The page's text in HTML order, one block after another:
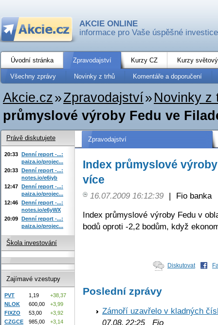
AKCIE ONLINE
informace pro Vaše úspěšné investice
Úvodní stránka Zpravodajství Kurzy CZ Kurzy
Všechny zprávy Novinky z trhů Komentáře a doporučení
Akcie.cz»Zpravodajství» Novinky z
průmyslové výroby Fedu ve
Zpravodajství
Index průmyslové
více
16.07.2009 16:12:39 |
Fio banka
Index průmyslové výroby Fedu v
bodů oproti -2,2 bodům, když
Diskutovat
Poslední zprávy
Zámoří uzavřelo v kladných
07.08. 22:25 Fio
Právě diskutujete
20:33 Denní report -...:
paiza.io/projec...
20:33 Denní report -...:
notes.io/e6iyb
12:47 Denní report -...:
paiza.io/projec...
12:46 Denní report -...:
notes.io/e6yWX
20:09 Denní report -...:
paiza.io/projec...
Škola investování
Zajímavé vzestupy
PVT 1,19
+38,37
NLOK
600,00
+3,99
FIXZO
53,00
+3,92
CZGCE
985,00
+3,14